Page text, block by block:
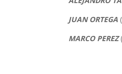
JUAN ORTEGA
MARCO PEREZ